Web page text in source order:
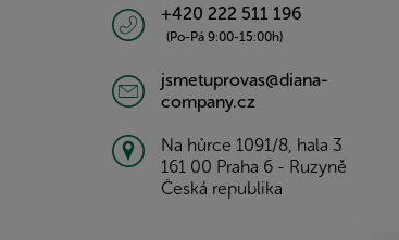
+420 222 511 196
(Po-Pá 9:00-15:00h)
jsmetuprovas@diana-
company.cz
Na hůrce 1091/8, hala 3
161 00 Praha 6 - Ruzyně
Česká republika